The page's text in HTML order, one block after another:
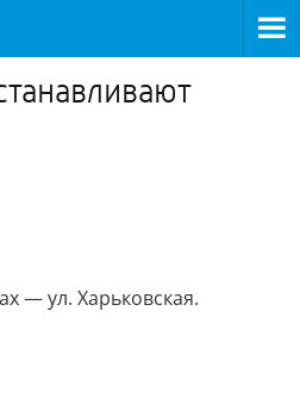
— ул. Харьковская.